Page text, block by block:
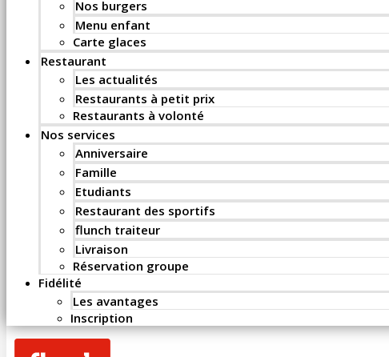
Nos burgers
Menu enfant
Carte glaces
Restaurant
Les actualités
Restaurants à petit prix
Restaurants à volonté
Nos services
Anniversaire
Famille
Etudiants
Restaurant des sportifs
flunch traiteur
Livraison
Réservation groupe
Fidélité
Les avantages
Inscription